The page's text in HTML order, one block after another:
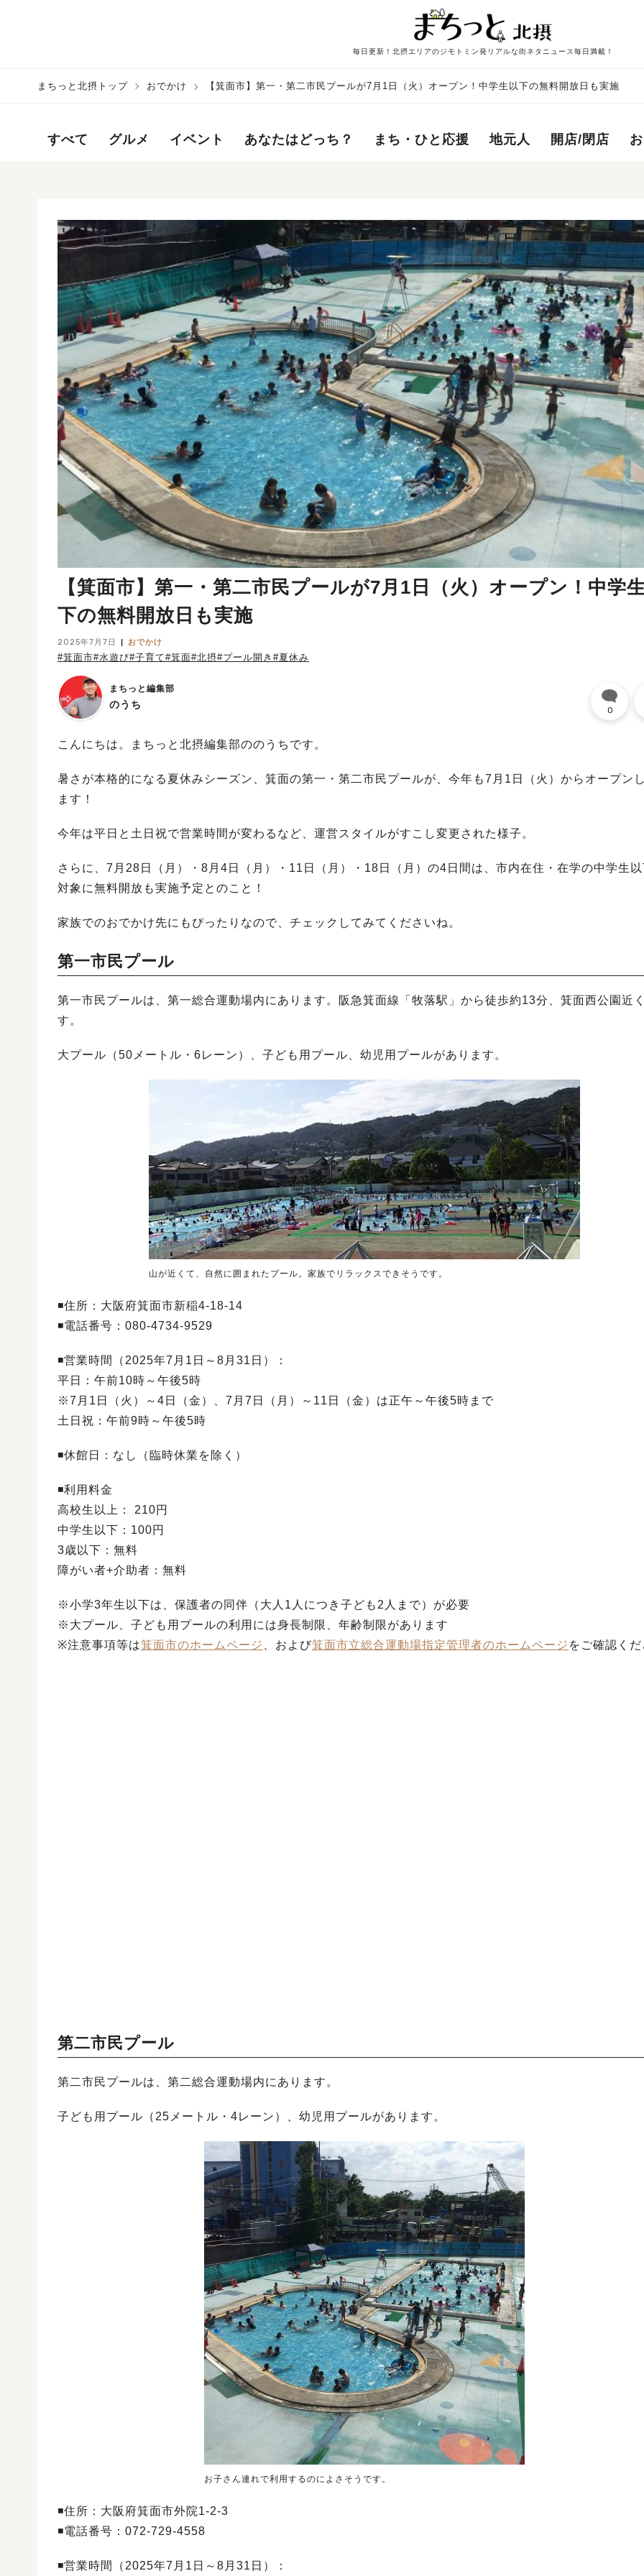
毎日更新！北摂エリアのジモトミン発リアルな街ネタニュース毎日満載！
まちっと北摂トップ おでかけ 【箕面市】第一・第二市民プールが7月1日（火）オープン！中学生以下の無料開放日も実施
すべて グルメ イベント あなたはどっち？ まち・ひと応援 地元人 開店/閉店
【箕面市】第一・第二市民プールが7月1日（火）オープン！中学
下の無料開放日も実施
2025年7月7日 おでかけ
#箕面市#水遊び#子育て#箕面#北摂#プール開き #夏休み
まちっと編集部
のうち 0
こんにちは。まちっと北摂編集部ののうちです。
暑さが本格的になる夏休みシーズン、箕面の第一・第二市民プールが、今年も7月1日（火）からオープン
ます！
今年は平日と土日祝で営業時間が変わるなど、運営スタイルがすこし変更された様子。
さらに、7月28日（月）・8月4日（月）・11日（月）・18日（月）の4日間は、市内在住・在学の中学生
対象に無料開放も実施予定とのこと！
家族でのおでかけ先にもぴったりなので、チェックしてみてくださいね。
第一市民プール
第一市民プールは、第一総合運動場内にあります。阪急箕面線「牧落駅」から徒歩約13分、箕面西公園近
す。
大プール（50メートル・6レーン）、子ども用プール、幼児用プールがあります。
山が近くて、自然に囲まれたプール。家族でリラックスできそうです。
◾️住所：大阪府箕面市新稲4-18-14
◾️電話番号：080-4734-9529
◾️営業時間（2025年7月1日～8月31日）：
平日：午前10時～午後5時
※7月1日（火）～4日（金）、7月7日（月）～11日（金）は正午～午後5時まで
土日祝：午前9時～午後5時
◾️休館日：なし（臨時休業を除く）
◾️利用料金
高校生以上： 210円
中学生以下：100円
3歳以下：無料
障がい者+介助者：無料
※小学3年生以下は、保護者の同伴（大人1人につき子ども2人まで）が必要
※大プール、子ども用プールの利用には身長制限、年齢制限があります
※注意事項等は箕面市のホームページ 、および箕面市立総合運動場指定管理者のホームページ をご確認く
第二市民プール
第二市民プールは、第二総合運動場内にあります。
子ども用プール（25メートル・4レーン）、幼児用プールがあります。
お子さん連れで利用するのによさそうです。
◾️住所：大阪府箕面市外院1-2-3
◾️電話番号：072-729-4558
◾️営業時間（2025年7月1日～8月31日）：